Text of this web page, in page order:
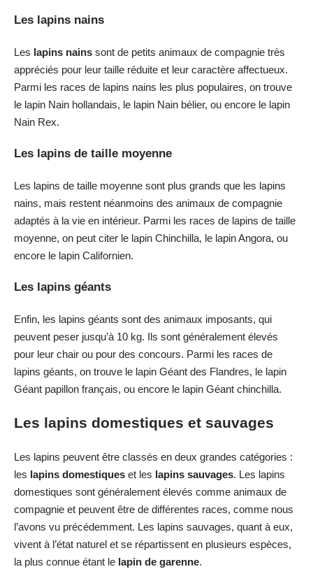
Les lapins nains
Les lapins nains sont de petits animaux de compagnie très
appréciés pour leur taille réduite et leur caractère affectueux.
Parmi les races de lapins nains les plus populaires, on trouve
le lapin Nain hollandais, le lapin Nain bélier, ou encore le lapin
Nain Rex.
Les lapins de taille moyenne
Les lapins de taille moyenne sont plus grands que les lapins
nains, mais restent néanmoins des animaux de compagnie
adaptés à la vie en intérieur. Parmi les races de lapins de taille
moyenne, on peut citer le lapin Chinchilla, le lapin Angora, ou
encore le lapin Californien.
Les lapins géants
Enfin, les lapins géants sont des animaux imposants, qui
peuvent peser jusqu’à 10 kg. Ils sont généralement élevés
pour leur chair ou pour des concours. Parmi les races de
lapins géants, on trouve le lapin Géant des Flandres, le lapin
Géant papillon français, ou encore le lapin Géant chinchilla.
Les lapins domestiques et sauvages
Les lapins peuvent être classés en deux grandes catégories :
les lapins domestiques et les lapins sauvages. Les lapins
domestiques sont généralement élevés comme animaux de
compagnie et peuvent être de différentes races, comme nous
l’avons vu précédemment. Les lapins sauvages, quant à eux,
vivent à l’état naturel et se répartissent en plusieurs espèces,
la plus connue étant le lapin de garenne.